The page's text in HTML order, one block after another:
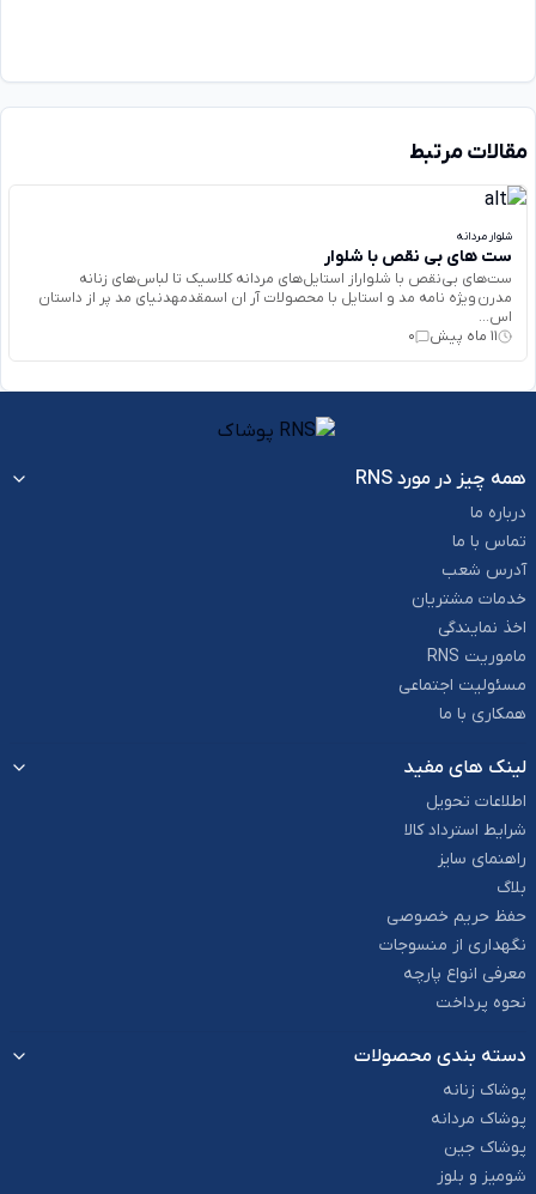
مقالات مرتبط
شلوار مردانه
ست های بی نقص با شلوار
ست‌های بی‌نقص با شلواراز استایل‌های مردانه کلاسیک تا لباس‌های زنانه
مدرن ویژه‌ نامه مد و استایل با محصولات آر ان اسمقدمهدنیای مد پر از داستان
اس...
11 ماه پیش
0
همه چیز در مورد RNS
درباره ما
تماس با ما
آدرس شعب
خدمات مشتریان
اخذ نمایندگی
ماموریت RNS
مسئولیت اجتماعی
همکاری با ما
لینک های مفید
اطلاعات تحویل
شرایط استرداد کالا
راهنمای سایز
بلاگ
حفظ حریم خصوصی
نگهداری از منسوجات
معرفی انواع پارچه
نحوه پرداخت
دسته بندی محصولات
پوشاک زنانه
پوشاک مردانه
پوشاک جین
شومیز و بلوز